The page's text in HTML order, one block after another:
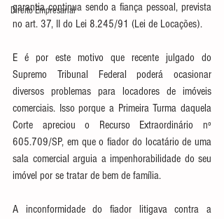
Direito Empresarial
garantia continua sendo a fiança pessoal, prevista
no art. 37, II do Lei 8.245/91 (Lei de Locações).
E é por este motivo que recente julgado do
Supremo Tribunal Federal poderá ocasionar
diversos problemas para locadores de imóveis
comerciais. Isso porque a Primeira Turma daquela
Corte apreciou o Recurso Extraordinário nº
605.709/SP, em que o fiador do locatário de uma
sala comercial arguia a impenhorabilidade do seu
imóvel por se tratar de bem de família.
A inconformidade do fiador litigava contra a